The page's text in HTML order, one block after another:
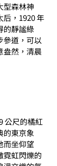
型森林神
，1920 年
的靜謐綠
參道，可以
盎然，清晨
公尺的橘紅
的東京象
而坐仰望
霓虹閃爍的